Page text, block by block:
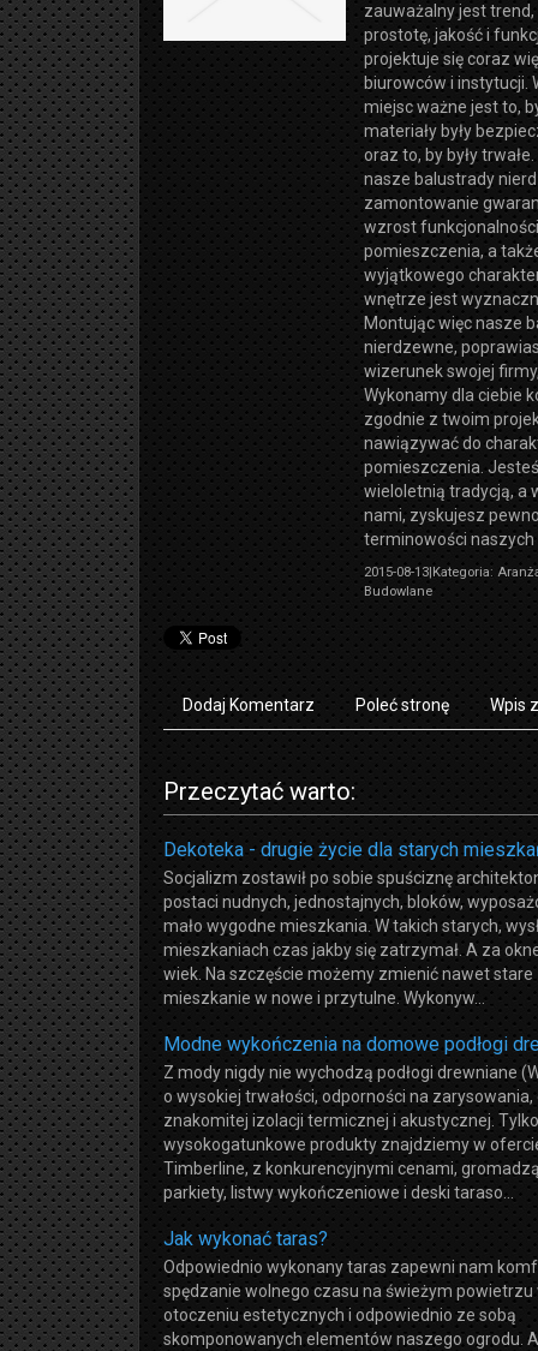
zauważalny jest trend,
prostotę, jakość i
projektuje się coraz
biurowców i instytucji.
miejsc ważne jest to,
materiały były
oraz to, by były
nasze balustrady
zamontowanie
wzrost
pomieszczenia, a
wyjątkowego
wnętrze jest
Montując więc nasze
nierdzewne,
wizerunek swojej
Wykonamy dla ciebie
zgodnie z twoim
nawiązywać do
pomieszczenia.
wieloletnią tradycją, a
nami, zyskujesz
terminowości
2015-08-13 Kategoria:
Budowlane
Dodaj Komentarz Poleć stronę Wpis
Przeczytać warto:
Dekoteka - drugie życie dla starych
Socjalizm zostawił po sobie spuściznę
postaci nudnych, jednostajnych, bloków,
mało wygodne mieszkania. W takich starych,
mieszkaniach czas jakby się zatrzymał. A za
wiek. Na szczęście możemy zmienić nawet stare
mieszkanie w nowe i przytulne. Wykonyw...
Modne wykończenia na domowe podłogi
Z mody nigdy nie wychodzą podłogi drewniane
o wysokiej trwałości, odporności na zarysowania,
znakomitej izolacji termicznej i akustycznej.
wysokogatunkowe produkty znajdziemy w
Timberline, z konkurencyjnymi cenami,
parkiety, listwy wykończeniowe i deski taraso...
Jak wykonać taras?
Odpowiednio wykonany taras zapewni nam
spędzanie wolnego czasu na świeżym powietrzu
otoczeniu estetycznych i odpowiednio ze sobą
skomponowanych elementów naszego ogrodu.